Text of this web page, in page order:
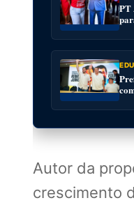
PT
Autor da
crescimento